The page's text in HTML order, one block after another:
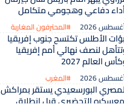
دفاعي وهجومي متكامل
#المحترفون المغاربة
الأطلس تكتسح جنوب إفريقيا
لنصف نهائي أمم إفريقيا
العالم 2027
#المغرب
البورسعيدي يستقر بمراكش